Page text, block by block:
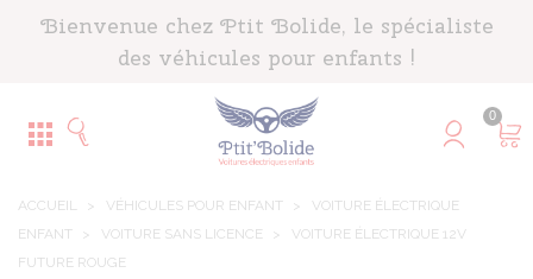
Bienvenue chez Ptit Bolide, le spécialiste
des véhicules pour enfants !
0
ACCUEIL > VÉHICULES POUR ENFANT >
VOITURE ÉLECTRIQUE
ENFANT
> VOITURE SANS LICENCE >
VOITURE ÉLECTRIQUE 12V
FUTURE ROUGE